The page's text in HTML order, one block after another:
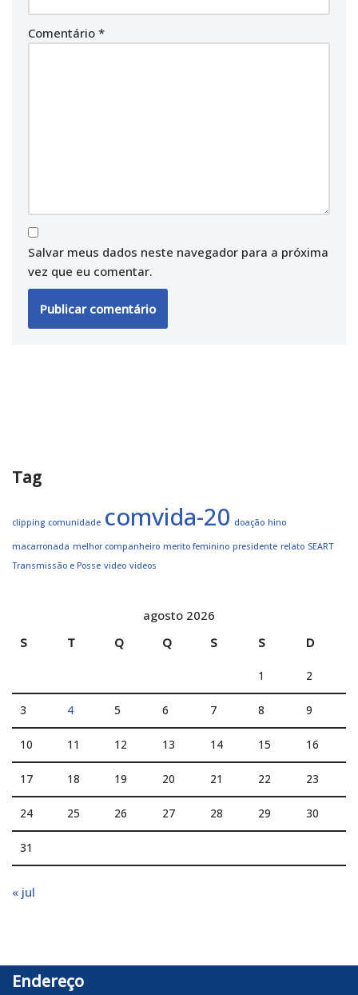
Comentário *
Salvar meus dados neste navegador para a próxima
vez que eu comentar.
Tag
clipping comunidade comvida-20 doação hino
macarronada melhor companheiro merito feminino presidente relato SEART
Transmissão e Posse video videos
agosto 2026
S
T Q Q S S D
1 2
3 4 5 6 7 8 9
10 11 12 13 14 15 16
17 18 19 20 21 22 23
24 25 26 27 28 29 30
31
« jul
Endereço